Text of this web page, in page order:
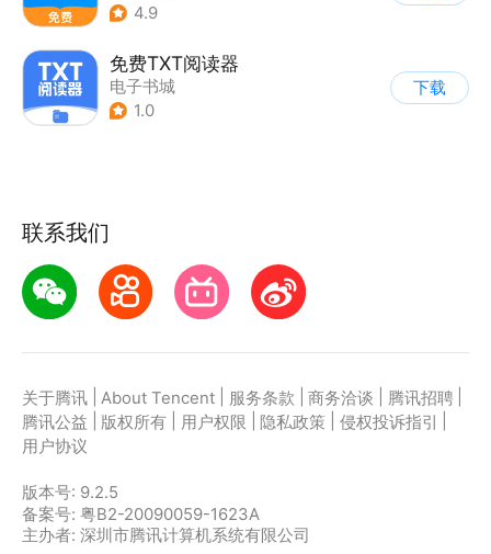
4.9
免费TXT阅读器
电子书城
1.0
下载
联系我们
关于腾讯 About Tencent 服务条款 商务洽谈 腾讯招聘
腾讯公益
版权所有 用户权限 隐私政策 侵权投诉指引
用户协议
版本号: 9.2.5
备案号: 粤B2-20090059-1623A
主办者: 深圳市腾讯计算机系统有限公司